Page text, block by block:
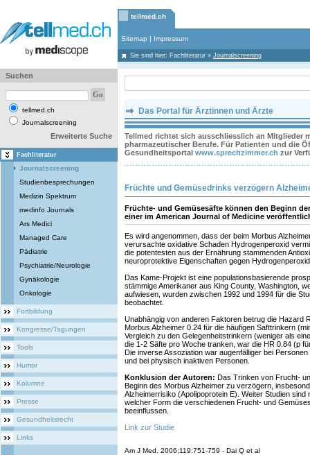
tellmed.ch
Sitemap | Impressum
Sie sind hier: Fachliteratur » Journalscreening
Suchen
tellmed.ch
Journalscreening
Erweiterte Suche
Fachliteratur
Journalscreening
Studienbesprechungen
Medizin Spektrum
medinfo Journals
Ars Medici
Managed Care
Pädiatrie
Psychiatrie/Neurologie
Gynäkologie
Onkologie
Fortbildung
Kongresse/Tagungen
Tools
Humor
Kolumne
Presse
Gesundheitsrecht
Links
Das Portal für Ärztinnen und Ärzte
Tellmed richtet sich ausschliesslich an Mitglieder
pharmazeutischer Berufe. Für Patienten und die
Gesundheitsportal www.sprechzimmer.ch zur
Früchte und Gemüsedrinks verzögern
Früchte- und Gemüsesäfte können den Beginn
einer im American Journal of Medicine
Es wird angenommen, dass der beim Morbus
verursachte oxidative Schaden Hydrogenperoxid
die potentesten aus der Ernährung stammenden
neuroprotektive Eigenschaften gegen
Das Kame-Projekt ist eine populationsbasierende
stämmige Amerikaner aus King County, Washington,
aufwiesen, wurden zwischen 1992 und 1994 für die
beobachtet.
Unabhängig von anderen Faktoren betrug die Hazard
Morbus Alzheimer 0.24 für die häufigen Safttrinkern
Vergleich zu den Gelegenheitstrinkern (weniger als
die 1-2 Säfte pro Woche tranken, war die HR 0.84 (p
Die inverse Assoziation war augenfälliger bei Personen
und bei physisch inaktiven Personen.
Konklusion der Autoren: Das Trinken von Frucht-
Beginn des Morbus Alzheimer zu verzögern,
Alzheimerrisiko (Apolipoprotein E). Weiter Studien sind
welcher Form die verschiedenen Frucht- und
beeinflussen.
Link zur Studie
Am J Med. 2006;119:751-759 - Dai Q et al